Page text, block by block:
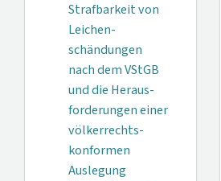
Straf­barkeit von
Leichen­
schändungen
nach dem VStGB
und die Heraus­
forderungen einer
völkerrechts­
konformen
Auslegung